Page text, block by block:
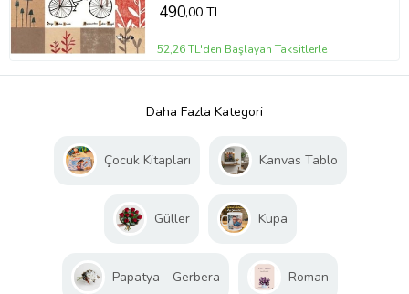
490,00 TL
52,26 TL'den Başlayan Taksitlerle
Daha Fazla Kategori
Çocuk Kitapları Kanvas Tablo
Güller Kupa
Papatya - Gerbera Roman